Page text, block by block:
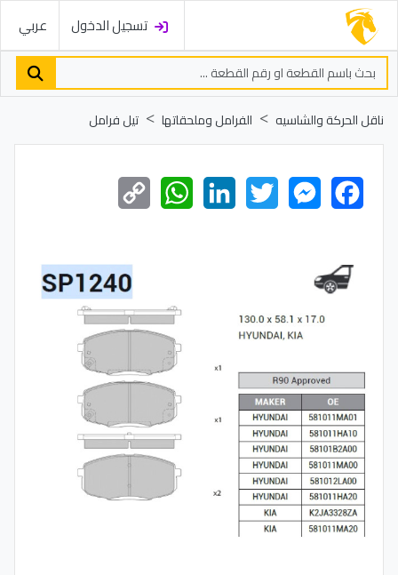
تسجيل الدخول عربي
ناقل الحركة والشاسيه الفرامل وملحقاتها تيل فرامل
Facebook
Messenger
Twitter
LinkedIn
WhatsApp
Copy
Link